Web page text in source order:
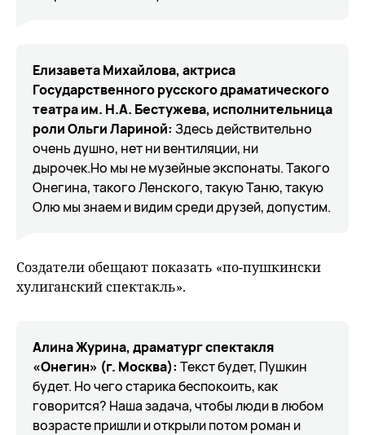
Елизавета Михайлова, актриса
Государственного русского драматического
театра им. Н.А. Бестужева, исполнительница
роли Ольги Лариной: Здесь действительно
очень душно, нет ни вентиляции, ни
дырочек.Но мы не музейные экспонаты. Такого
Онегина, такого Ленского, такую Таню, такую
Олю мы знаем и видим среди друзей, допустим.
Создатели обещают показать «по-пушкински
хулиганский спектакль».
Алина Журина, драматург спектакля
«Онегин» (г. Москва): Текст будет, Пушкин
будет. Но чего старика беспокоить, как
говорится? Наша задача, чтобы люди в любом
возрасте пришли и открыли потом роман и